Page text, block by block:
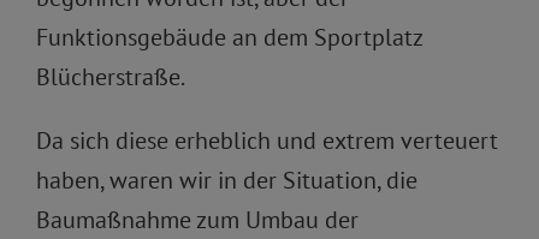
Funktionsgebäude an dem Sportplatz
Blücherstraße.
Da sich diese erheblich und extrem verteuert
haben, waren wir in der Situation, die
Baumaßnahme zum Umbau der